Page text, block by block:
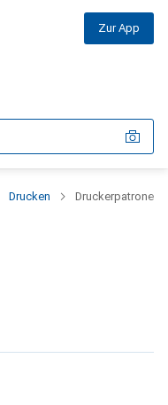
Zur App
Drucken Druckerpatrone